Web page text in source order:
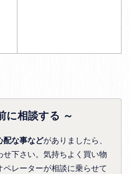
に相談する ～
配な事などがありましたら、
下さい。気持ちよく買い物
レーターが相談に乗らせて